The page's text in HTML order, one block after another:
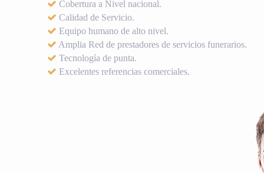
Cobertura a Nivel nacional.
Calidad de Servicio.
Equipo humano de alto nivel.
Amplia Red de prestadores de servicios funerarios.
Tecnología de punta.
Excelentes referencias comerciales.